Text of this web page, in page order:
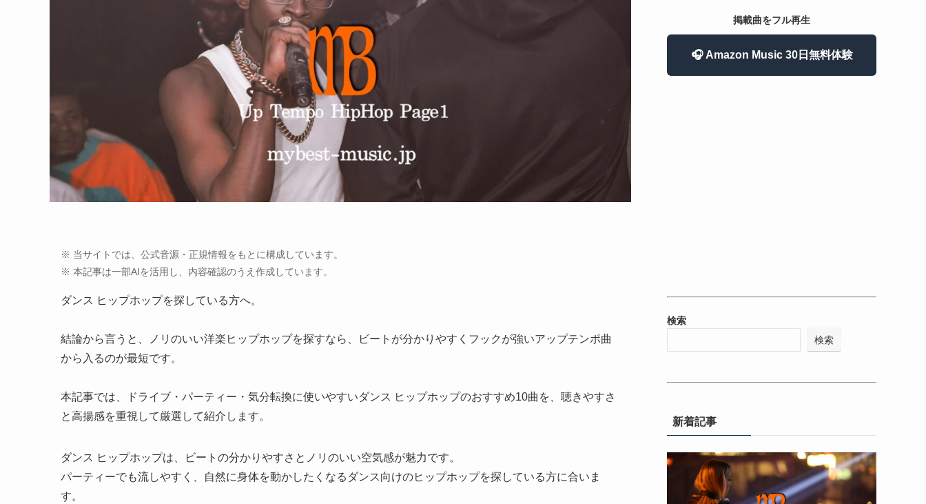
※ 当サイトでは、公式音源・正規情報をもとに構成しています。
※ 本記事は一部AIを活用し、内容確認のうえ作成しています。
ダンス ヒップホップを探している方へ。
結論から言うと、ノリのいい洋楽ヒップホップを探すなら、ビートが分かりやすくフックが強いアップテンポ曲
から入るのが最短です。
本記事では、ドライブ・パーティー・気分転換に使いやすいダンス ヒップホップのおすすめ10曲を、聴きやすさ
と高揚感を重視して厳選して紹介します。
ダンス ヒップホップは、ビートの分かりやすさとノリのいい空気感が魅力です。
パーティーでも流しやすく、自然に身体を動かしたくなるダンス向けのヒップホップを探している方に合いま
す。
掲載曲をフル再生
🎧 Amazon Music 30日無料体験
検索
検索
新着記事